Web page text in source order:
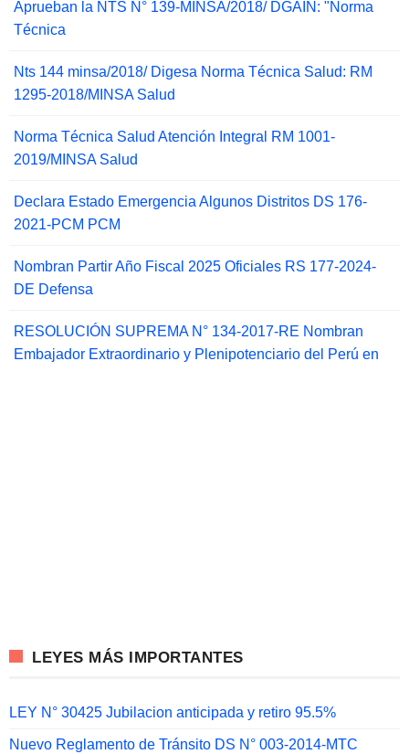
Aprueban la NTS N° 139-MINSA/2018/ DGAIN: "Norma
Técnica
Nts 144 minsa/2018/ Digesa Norma Técnica Salud: RM
1295-2018/MINSA Salud
Norma Técnica Salud Atención Integral RM 1001-
2019/MINSA Salud
Declara Estado Emergencia Algunos Distritos DS 176-
2021-PCM PCM
Nombran Partir Año Fiscal 2025 Oficiales RS 177-2024-
DE Defensa
RESOLUCIÓN SUPREMA N° 134-2017-RE Nombran
Embajador Extraordinario y Plenipotenciario del Perú en
LEYES MÁS IMPORTANTES
LEY N° 30425 Jubilacion anticipada y retiro 95.5%
Nuevo Reglamento de Tránsito DS N° 003-2014-MTC